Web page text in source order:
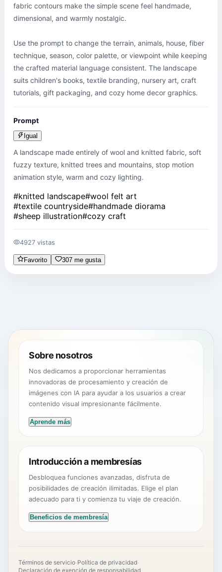
fabric contours make the simple scene feel handmade,
dimensional, and warmly nostalgic.
Use the prompt to change the terrain, animals, house, fiber
technique, season, color palette, or viewpoint while keeping
the crafted material language consistent. The landscape
suits children's books, textile branding, nursery art, craft
tutorials, gift packaging, and cozy home decor graphics.
Prompt
Igual
A landscape made entirely of wool and knitted fabric, soft
fuzzy texture, knitted trees and mountains, stop motion
animation style, warm and cozy lighting.
#knitted landscape#wool felt art
#textile countryside#handmade diorama
#sheep illustration#cozy craft
4927 vistas
Favorito 307 me gusta
Sobre nosotros
Nos dedicamos a proporcionar herramientas
innovadoras de procesamiento y creación de
imágenes con IA para ayudar a los usuarios a crear
contenido visual impresionante fácilmente.
Aprende más
Introducción a membresías
Desbloquea funciones avanzadas, disfruta de
posibilidades de creación ilimitadas. Elige el plan
adecuado para ti y comienza tu viaje de creación.
Beneficios de membresía
Términos de servicio· Política de privacidad·
Declaración de exención de responsabilidad